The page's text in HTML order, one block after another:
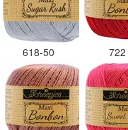
618-50 722